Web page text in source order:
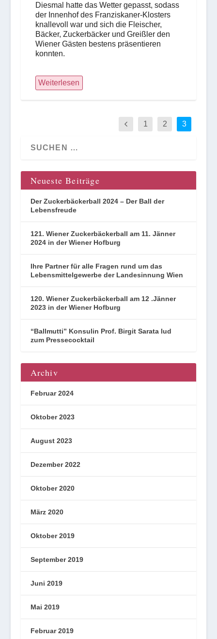
Diesmal hatte das Wetter gepasst, sodass
der Innenhof des Franziskaner-Klosters
knallevoll war und sich die Fleischer,
Bäcker, Zuckerbäcker und Greißler den
Wiener Gästen bestens präsentieren
konnten.
Weiterlesen
1 2 3
Neueste Beiträge
Der Zuckerbäckerball 2024 – Der Ball der
Lebensfreude
121. Wiener Zuckerbäckerball am 11. Jänner
2024 in der Wiener Hofburg
Ihre Partner für alle Fragen rund um das
Lebensmittelgewerbe der Landesinnung Wien
120. Wiener Zuckerbäckerball am 12 .Jänner
2023 in der Wiener Hofburg
“Ballmutti” Konsulin Prof. Birgit Sarata lud
zum Pressecocktail
Archiv
Februar 2024
Oktober 2023
August 2023
Dezember 2022
Oktober 2020
März 2020
Oktober 2019
September 2019
Juni 2019
Mai 2019
Februar 2019